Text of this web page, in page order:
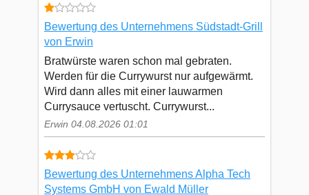
Bewertung des Unternehmens Südstadt-Grill
von Erwin
Bratwürste waren schon mal gebraten.
Werden für die Currywurst nur aufgewärmt.
Wird dann alles mit einer lauwarmen
Currysauce vertuscht. Currywurst...
Erwin 04.08.2026 01:01
Bewertung des Unternehmens Alpha Tech
Systems GmbH von Ewald Müller